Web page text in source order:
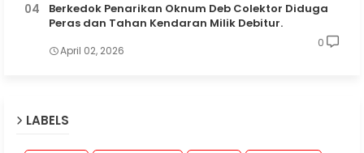
Berkedok Penarikan Oknum Deb Colektor Diduga
Peras dan Tahan Kendaran Milik Debitur.
April 02, 2026
0
LABELS